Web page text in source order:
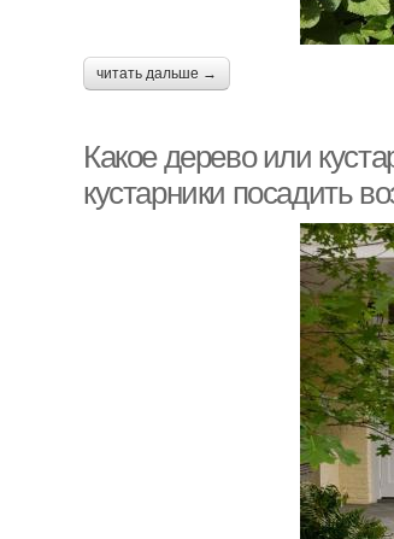
читать дальше →
Какое дерево или
кустарники посадить